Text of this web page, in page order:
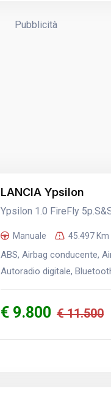
Pubblicità
LANCIA Ypsilon
Ypsilon 1.0 FireFly
Manuale 45.497 Km
ABS, Airbag conducente,
Autoradio digitale,
€ 9.800 € 11.500